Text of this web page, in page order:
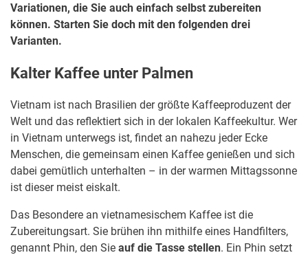
Variationen, die Sie auch einfach selbst zubereiten
können. Starten Sie doch mit den folgenden drei
Varianten.
Kalter Kaffee unter Palmen
Vietnam ist nach Brasilien der größte Kaffeeproduzent der
Welt und das reflektiert sich in der lokalen Kaffeekultur. Wer
in Vietnam unterwegs ist, findet an nahezu jeder Ecke
Menschen, die gemeinsam einen Kaffee genießen und sich
dabei gemütlich unterhalten – in der warmen Mittagssonne
ist dieser meist eiskalt.
Das Besondere an vietnamesischem Kaffee ist die
Zubereitungsart. Sie brühen ihn mithilfe eines Handfilters,
genannt Phin, den Sie auf die Tasse stellen. Ein Phin setzt